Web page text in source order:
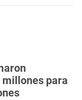
millones para